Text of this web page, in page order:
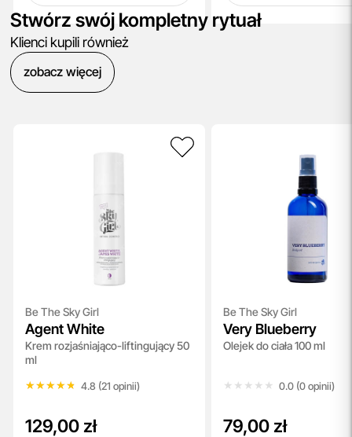
Stwórz swój kompletny rytuał
Klienci kupili również
zobacz więcej
Be The Sky Girl
Agent White
Krem rozjaśniająco-liftingujący 50
ml
★★★★★
★★★★★ 4.8 (21 opinii)
129,00 zł
Be The Sky Girl
Very Blueberry
Olejek do ciała 100 ml
★★★★★
★★★★★ 0.0 (0 opinii)
79,00 zł